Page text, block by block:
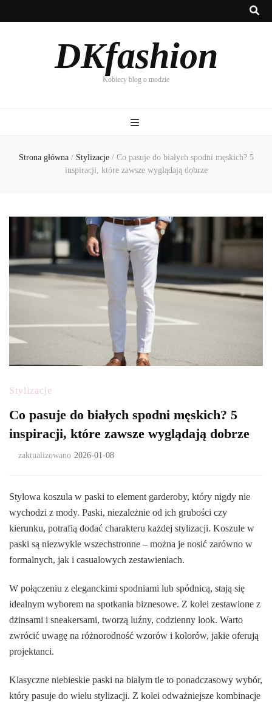
DKfashion
Kobiecy blog o modzie
Strona główna / Stylizacje / Co pasuje do białych spodni męskich? 5
inspiracji, które zawsze wyglądają dobrze
Stylizacje
Co pasuje do białych spodni męskich? 5
inspiracji, które zawsze wyglądają dobrze
zaktualizowano 2026-01-08
Stylowa koszula w paski to element garderoby, który nigdy nie
wychodzi z mody. Paski, niezależnie od ich grubości czy
kierunku, potrafią dodać charakteru każdej stylizacji. Koszule w
paski są niezwykle wszechstronne – można je nosić zarówno w
formalnych, jak i casualowych zestawieniach.
W połączeniu z eleganckimi spodniami lub spódnicą, stają się
idealnym wyborem na spotkania biznesowe. Z kolei zestawione z
dżinsami i sneakersami, tworzą luźny, codzienny look. Warto
zwrócić uwagę na różnorodność wzorów i kolorów, jakie oferują
projektanci.
Klasyczne niebieskie paski na białym tle to ponadczasowy wybór,
który pasuje do wielu stylizacji. Z kolei odważniejsze kombinacje